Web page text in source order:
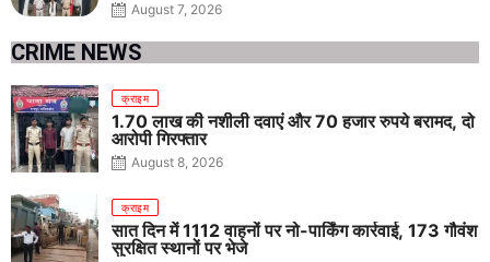
August 7, 2026
CRIME NEWS
क्राइम
1.70 लाख की नशीली दवाएं और 70 हजार रुपये बरामद, दो
आरोपी गिरफ्तार
August 8, 2026
क्राइम
सात दिन में 1112 वाहनों पर नो-पार्किंग कार्रवाई, 173 गौवंश
सुरक्षित स्थानों पर भेजे